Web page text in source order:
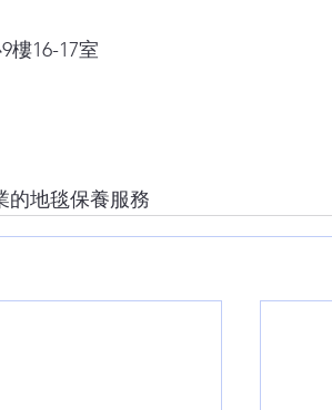
樓16-17室
的地毯保養服務